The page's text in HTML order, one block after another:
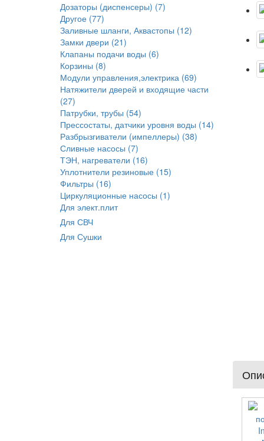
Дозаторы (диспенсеры) (7)
Другое (77)
Заливные шланги, Аквастопы (12)
Замки двери (21)
Клапаны подачи воды (6)
Корзины (8)
Модули управления,электрика (69)
Натяжители дверей и входящие части
(27)
Патрубки, трубы (54)
Прессостаты, датчики уровня воды (14)
Разбрызгиватели (импеллеры) (38)
Сливные насосы (7)
ТЭН, нагреватели (16)
Уплотнители резиновые (15)
Фильтры (16)
Циркуляционные насосы (1)
Для элект.плит
Для СВЧ
Для Сушки